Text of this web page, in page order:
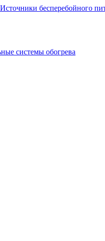
Источники бесперебойного
системы обогрева